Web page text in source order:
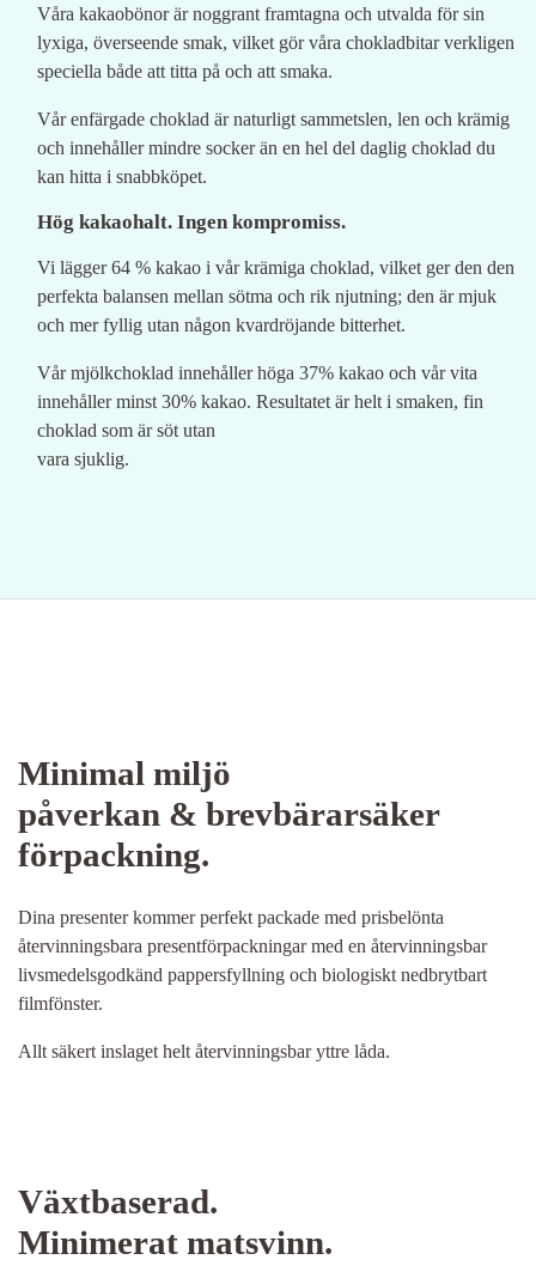
Våra kakaobönor är noggrant framtagna och utvalda för sin
lyxiga, överseende smak, vilket gör våra chokladbitar verkligen
speciella både att titta på och att smaka.
Vår enfärgade choklad är naturligt sammetslen, len och krämig
och innehåller mindre socker än en hel del daglig choklad du
kan hitta i snabbköpet.
Hög kakaohalt. Ingen kompromiss.
Vi lägger 64 % kakao i vår krämiga choklad, vilket ger den den
perfekta balansen mellan sötma och rik njutning; den är mjuk
och mer fyllig utan någon kvardröjande bitterhet.
Vår mjölkchoklad innehåller höga 37% kakao och vår vita
innehåller minst 30% kakao. Resultatet är helt i smaken, fin
choklad som är söt utan
vara sjuklig.
Minimal miljö
påverkan & brevbärarsäker
förpackning.
Dina presenter kommer perfekt packade med prisbelönta
återvinningsbara presentförpackningar med en återvinningsbar
livsmedelsgodkänd pappersfyllning och biologiskt nedbrytbart
filmfönster.
Allt säkert inslaget helt återvinningsbar yttre låda.
Växtbaserad.
Minimerat matsvinn.